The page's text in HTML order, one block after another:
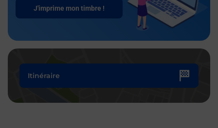
J'imprime mon timbre !
Itinéraire